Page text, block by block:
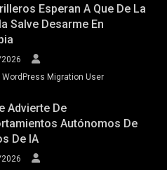
Esperan A Que De La
Salve Desarme En
Migration User
Advierte De
Autónomos De
De IA